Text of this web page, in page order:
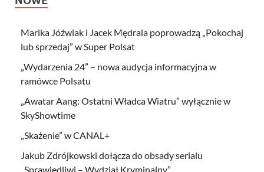
Marika Jóźwiak i Jacek Mędrala poprowadzą „Pokochaj
lub sprzedaj” w Super Polsat
„Wydarzenia 24” – nowa audycja informacyjna w
ramówce Polsatu
„Awatar Aang: Ostatni Władca Wiatru” wyłącznie w
SkyShowtime
„Skażenie” w CANAL+
Jakub Zdrójkowski dołącza do obsady serialu
„Sprawiedliwi – Wydział Kryminalny”